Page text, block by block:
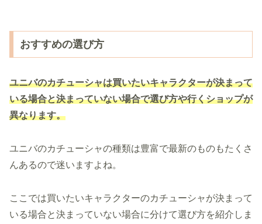
おすすめの選び方
ユニバのカチューシャは買いたいキャラクターが決まって
いる場合と決まっていない場合で選び方や行くショップが
異なります。
ユニバのカチューシャの種類は豊富で最新のものもたくさ
んあるので迷いますよね。
ここでは買いたいキャラクターのカチューシャが決まって
いる場合と決まっていない場合に分けて選び方を紹介しま